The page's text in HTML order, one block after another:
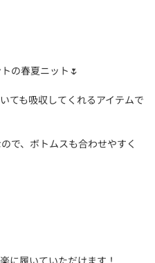
の春夏ニット🌷
ても吸収してくれるアイテムで
で、ボトムスも合わせやすく
に履いていただけます！